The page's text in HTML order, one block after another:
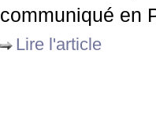
communiqué en
Lire l'article